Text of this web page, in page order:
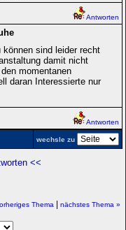
Antworten
sind leider recht
damit nicht
momentanen
daran Interessierte nur
Antworten
wechsle zu
<<
Thema nächstes Thema »